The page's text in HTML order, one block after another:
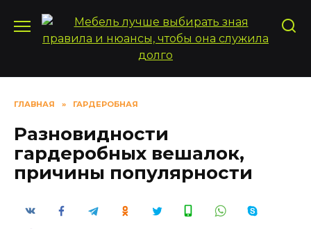
содержанию
ГЛАВНАЯ » ГАРДЕРОБНАЯ
Разновидности
гардеробных вешалок,
причины популярности